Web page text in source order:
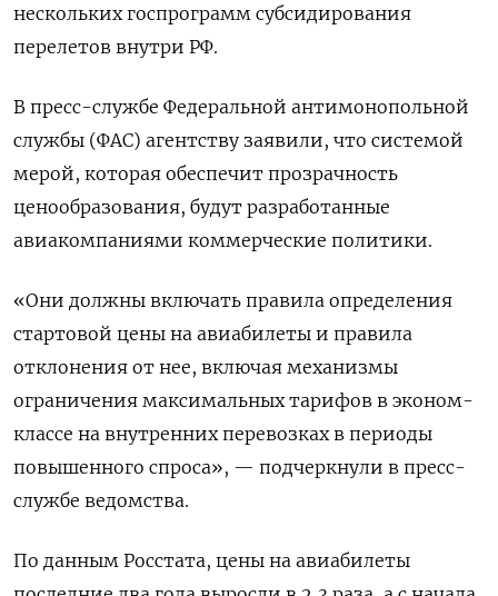
нескольких госпрограмм субсидирования
перелетов внутри РФ.
В пресс-службе Федеральной антимонопольной
службы (ФАС) агентству заявили, что системой
мерой, которая обеспечит прозрачность
ценообразования, будут разработанные
авиакомпаниями коммерческие политики.
«Они должны включать правила определения
стартовой цены на авиабилеты и правила
отклонения от нее, включая механизмы
ограничения максимальных тарифов в эконом-
классе на внутренних перевозках в периоды
повышенного спроса», — подчеркнули в пресс-
службе ведомства.
По данным Росстата, цены на авиабилеты